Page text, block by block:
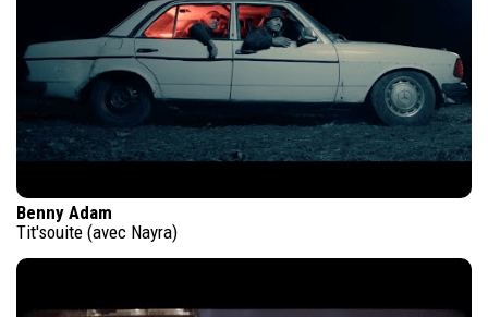
Benny Adam
Tit'souite (avec Nayra)